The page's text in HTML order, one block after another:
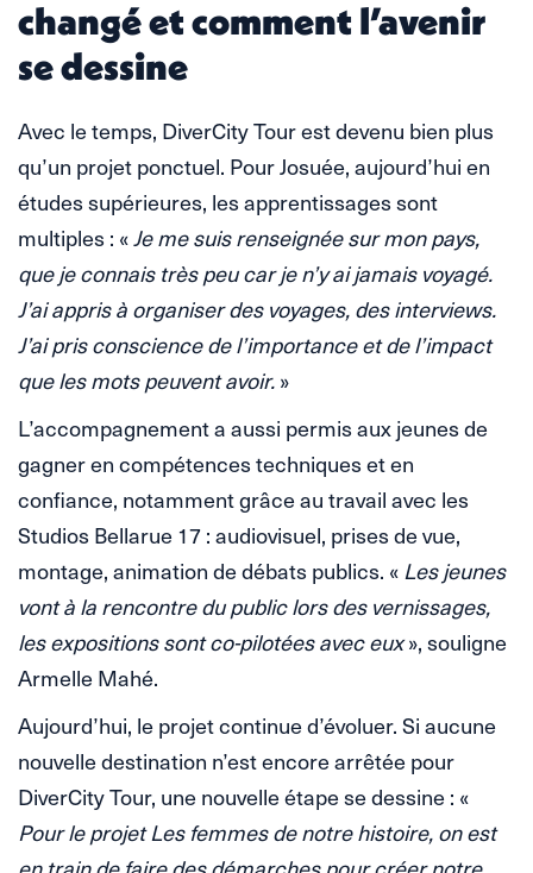
changé et comment l’avenir
se dessine
Avec le temps, DiverCity Tour est devenu bien plus
qu’un projet ponctuel. Pour Josuée, aujourd’hui en
études supérieures, les apprentissages sont
multiples : «Je me suis renseignée sur mon pays,
que je connais très peu car je n’y ai jamais voyagé.
J’ai appris à organiser des voyages, des interviews.
J’ai pris conscience de l’importance et de l’impact
que les mots peuvent avoir.»
L’accompagnement a aussi permis aux jeunes de
gagner en compétences techniques et en
confiance, notamment grâce au travail avec les
Studios Bellarue 17 : audiovisuel, prises de vue,
montage, animation de débats publics. «Les jeunes
vont à la rencontre du public lors des vernissages,
les expositions sont co-pilotées avec eux», souligne
Armelle Mahé.
Aujourd’hui, le projet continue d’évoluer. Si aucune
nouvelle destination n’est encore arrêtée pour
DiverCity Tour, une nouvelle étape se dessine : «
Pour le projet Les femmes de notre histoire, on est